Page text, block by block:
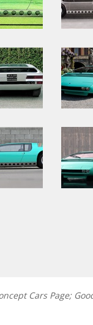
Cars Page;